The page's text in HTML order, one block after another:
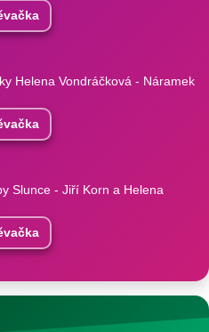
Helena Vondráčková - Náramek
Slunce - Jiří Korn a Helena